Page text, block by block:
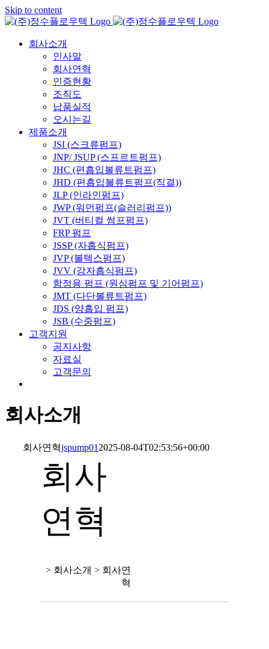
Skip to content
회사소개
인사말
회사연혁
인증현황
조직도
납품실적
오시는길
제품소개
JSI (스크류펌프)
JNP/ JSUP (스프르트펌프)
JHC (편흡입볼류트펌프)
JHD (편흡입볼류트펌프(직결))
JLP (인라인펌프)
JWP (워먼펌프(슬러리펌프))
JVT (버티컬 썸프펌프)
FRP 펌프
JSSP (자흡식펌프)
JVP (볼텍스펌프)
JVV (강자흡식펌프)
함정용 펌프 (원심펌프 및 기어펌프)
JMT (다단볼류트펌프)
JDS (양흡입 펌프)
JSB (수중펌프)
고객지원
공지사항
자료실
고객문의
회사소개
회사연혁jspump01 2025-08-04T02:53:56+00:00
회사
연혁
> 회사소개 > 회사연
혁